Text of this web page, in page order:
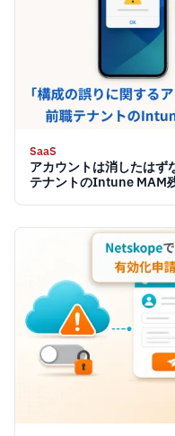
SaaS
アカウントは消したは
テナントのIntune MAM